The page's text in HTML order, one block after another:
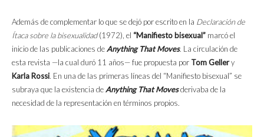
Además de complementar lo que se dejó por escrito en la Declaración de
Ítaca sobre la bisexualidad(1972), el “Manifiesto bisexual” marcó el
inicio de las publicaciones deAnything That Moves. La circulación de
esta revista —la cual duró 11 años— fue propuesta por Tom Gellery
Karla Rossi. En una de las primeras líneas del “Manifiesto bisexual” se
subraya que la existencia deAnything That Movesderivaba de la
necesidad de la representación en términos propios.